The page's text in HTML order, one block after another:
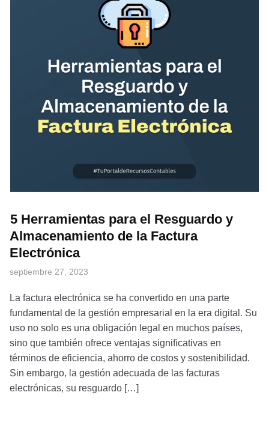
5 Herramientas para el Resguardo y
Almacenamiento de la Factura
Electrónica
septiembre 27, 2023
La factura electrónica se ha convertido en una parte
fundamental de la gestión empresarial en la era digital. Su
uso no solo es una obligación legal en muchos países,
sino que también ofrece ventajas significativas en
términos de eficiencia, ahorro de costos y sostenibilidad.
Sin embargo, la gestión adecuada de las facturas
electrónicas, su resguardo […]